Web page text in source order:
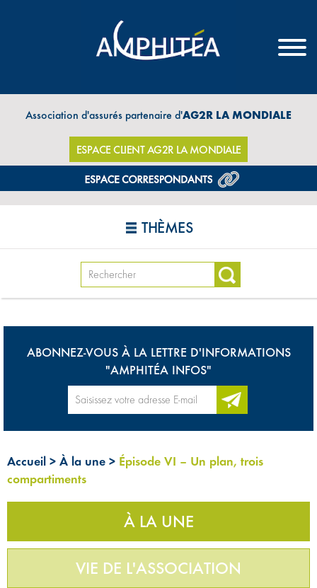
Association d'assurés partenaire d'AG2R LA MONDIALE
ESPACE CLIENT AG2R LA MONDIALE
THÈMES
ABONNEZ-VOUS À LA LETTRE D'INFORMATIONS
"AMPHITÉA INFOS"
Accueil > À la une > Épisode VI – Un plan, trois
compartiments
À LA UNE
VIE DE L'ASSOCIATION